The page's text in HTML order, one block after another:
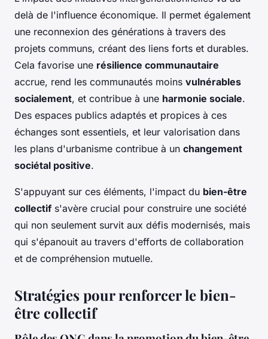
delà de l'influence économique. Il permet également
une reconnexion des générations à travers des
projets communs, créant des liens forts et durables.
Cela favorise une résilience communautaire
accrue, rend les communautés moins vulnérables
socialement, et contribue à une harmonie sociale.
Des espaces publics adaptés et propices à ces
échanges sont essentiels, et leur valorisation dans
les plans d'urbanisme contribue à un changement
sociétal positive.
S'appuyant sur ces éléments, l'impact du bien-être
collectif s'avère crucial pour construire une société
qui non seulement survit aux défis modernisés, mais
qui s'épanouit au travers d'efforts de collaboration
et de compréhension mutuelle.
Stratégies pour renforcer le bien-
être collectif